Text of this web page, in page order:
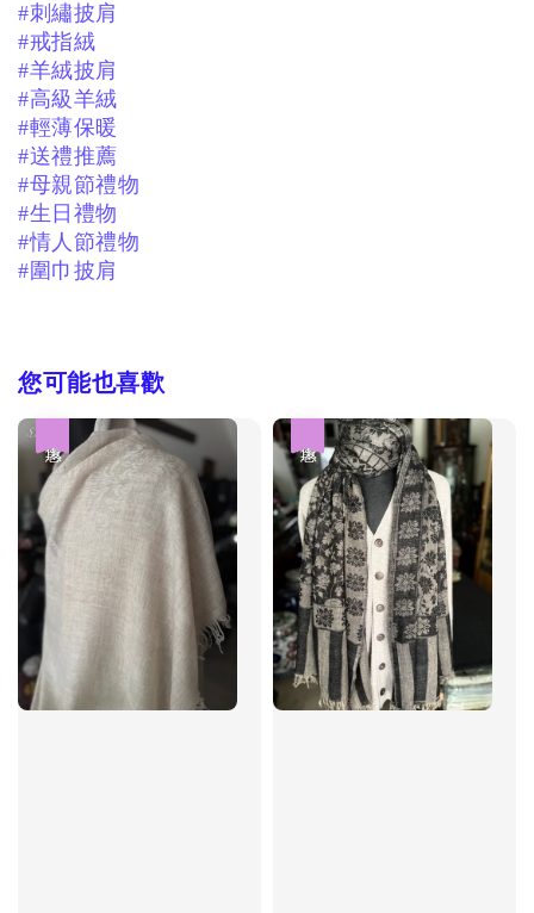
#刺繡披肩
#戒指絨
#羊絨披肩
#高級羊絨
#輕薄保暖
#送禮推薦
#母親節禮物
#生日禮物
#情人節禮物
#圍巾披肩
您可能也喜歡